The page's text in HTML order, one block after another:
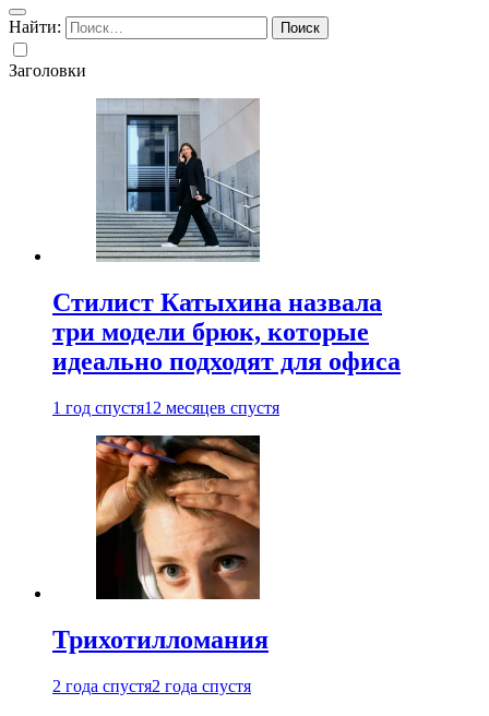
Найти:
Заголовки
Стилист Катыхина назвала
три модели брюк, которые
идеально подходят для офиса
1 год спустя12 месяцев спустя
Трихотилломания
2 года спустя2 года спустя